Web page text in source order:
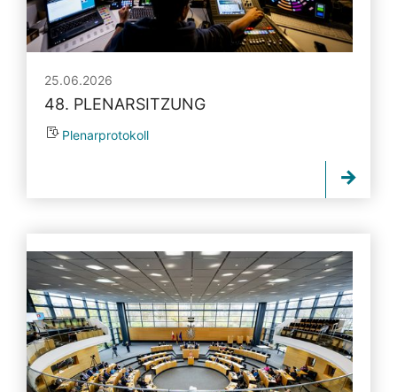
25.06.2026
48. PLENARSITZUNG
Plenarprotokoll